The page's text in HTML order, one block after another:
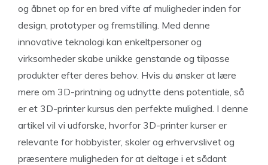
og åbnet op for en bred vifte af muligheder inden for
design, prototyper og fremstilling. Med denne
innovative teknologi kan enkeltpersoner og
virksomheder skabe unikke genstande og tilpasse
produkter efter deres behov. Hvis du ønsker at lære
mere om 3D-printning og udnytte dens potentiale, så
er et 3D-printer kursus den perfekte mulighed. I denne
artikel vil vi udforske, hvorfor 3D-printer kurser er
relevante for hobbyister, skoler og erhvervslivet og
præsentere muligheden for at deltage i et sådant